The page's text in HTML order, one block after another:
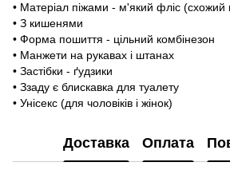
• Матеріал піжами - м'який фліс
• З кишенями
• Форма пошиття - цільний комбінезон
• Манжети на рукавах і штанах
• Застібки - ґудзики
• Ззаду є блискавка для туалету
• Унісекс (для чоловіків і жінок)
Доставка Оплата